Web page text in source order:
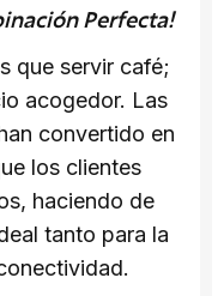
Perfecta!
que servir café;
acogedor. Las
convertido en
los clientes
haciendo de
tanto para la